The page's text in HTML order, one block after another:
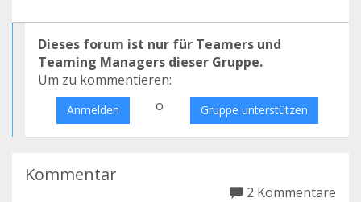
Dieses forum ist nur für Teamers und
Teaming Managers dieser Gruppe.
Um zu kommentieren:
Anmelden o Gruppe unterstützen
Kommentar
2 Kommentare